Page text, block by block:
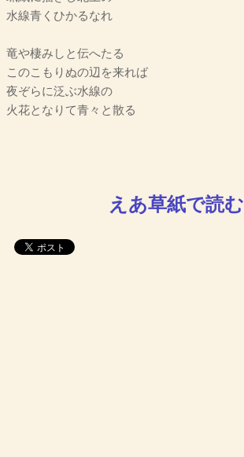
水線青くひかるなれ
竜や棲みしと伝へたる
このこもりぬの辺を来れば
夜ぞらに泛ぶ水線の
火花となりて青々と散る
えあ草紙で読む